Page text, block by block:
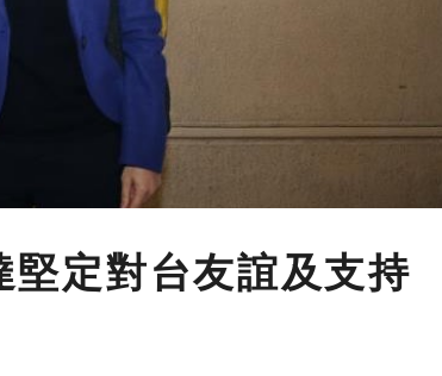
定對台友誼及支持